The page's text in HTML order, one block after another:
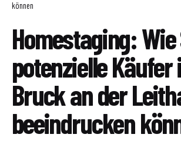
können
Homestaging: Wie
potenzielle Käufer
Bruck an der
beeindrucken